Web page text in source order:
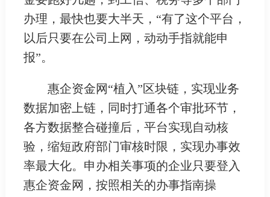
办理，最快也要大半天，“有了这个平台，
以后只要在公司上网，动动手指就能申
报”。
惠企资金网“植入”区块链，实现业务
数据加密上链，同时打通各个审批环节，
各方数据整合碰撞后，平台实现自动核
验，缩短政府部门审核时限，实现办事效
率最大化。申办相关事项的企业只要登入
惠企资金网，按照相关的办事指南操